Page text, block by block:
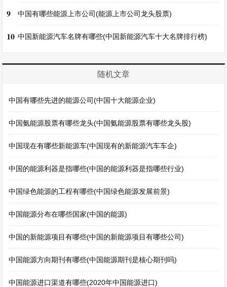
9 中国有哪些能源上市公司(能源上市公司龙头股票)
10 中国新能源汽车名牌有哪些(中国新能源汽车十大名牌排行榜)
随机文章
中国有哪些先进的能源公司(中国十大能源企业)
中国氨能源股票有哪些龙头(中国氨能源股票有哪些龙头股)
中国现在有哪些新能源车(中国现有的新能源汽车车企)
中国的能源利器是指哪些(中国的能源利器是指哪些行业)
中国绿色能源的工程有哪些(中国绿色能源发展前景)
中国能源分布在哪些国家(中国的能源)
中国的新能源项目有哪些(中国的新能源项目有哪些公司)
中国能源方向期刊有哪些(中国能源期刊是核心期刊吗)
中国能源进口渠道有哪些(2020年中国能源进口)